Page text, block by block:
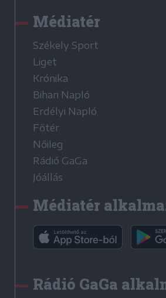
Médiatér
Székely Sport
Liget
Krónika
Bihari Napló
Erdélyi Napló
Főtér
Nőileg
Rádió GaGa
Jóállás
Médiatér
Rádió GaGa